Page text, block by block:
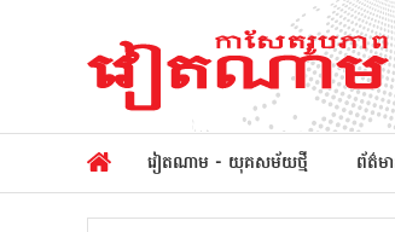
វៀតណាម - យុគសម័យថ្មី ព័ត៌ម